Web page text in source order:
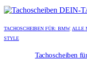
Produkt
weist
Produkt
weist
TACHOSCHEIBEN FÜR: BMW, ALLE
STYLE
Tachoscheiben